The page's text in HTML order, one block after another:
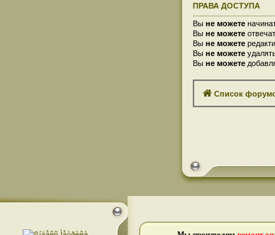
ПРАВА ДОСТУПА
Вы не можете
Вы не можете
Вы не можете
Вы не можете
Вы не можете
Список